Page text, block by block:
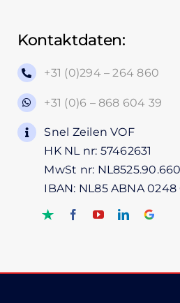
Kontaktdaten:
+31 (0)294 – 264 860
+31 (0)6 – 868 604 39
Snel Zeilen VOF
HK NL nr: 57462631
MwSt nr:
IBAN: NL85 ABNA 0248